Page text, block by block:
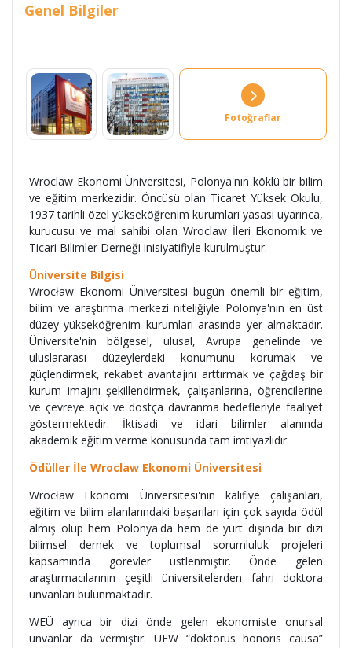
Genel Bilgiler
Fotoğraflar
Wroclaw Ekonomi Üniversitesi, Polonya'nın köklü bir bilim
ve eğitim merkezidir. Öncüsü olan Ticaret Yüksek Okulu,
1937 tarihli özel yükseköğrenim kurumları yasası uyarınca,
kurucusu ve mal sahibi olan Wroclaw İleri Ekonomik ve
Ticari Bilimler Derneği inisiyatifiyle kurulmuştur.
Üniversite Bilgisi
Wrocław Ekonomi Üniversitesi bugün önemli bir eğitim,
bilim ve araştırma merkezi niteliğiyle Polonya'nın en üst
düzey yükseköğrenim kurumları arasında yer almaktadır.
Üniversite'nin bölgesel, ulusal, Avrupa genelinde ve
uluslararası düzeylerdeki konumunu korumak ve
güçlendirmek, rekabet avantajını arttırmak ve çağdaş bir
kurum imajını şekillendirmek, çalışanlarına, öğrencilerine
ve çevreye açık ve dostça davranma hedefleriyle faaliyet
göstermektedir. İktisadi ve idari bilimler alanında
akademik eğitim verme konusunda tam imtiyazlıdır.
Ödüller İle Wroclaw Ekonomi Üniversitesi
Wrocław Ekonomi Üniversitesi'nin kalifiye çalışanları,
eğitim ve bilim alanlarındaki başarıları için çok sayıda ödül
almış olup hem Polonya'da hem de yurt dışında bir dizi
bilimsel dernek ve toplumsal sorumluluk projeleri
kapsamında görevler üstlenmiştir. Önde gelen
araştırmacılarının çeşitli üniversitelerden fahri doktora
unvanları bulunmaktadır.
WEÜ ayrıca bir dizi önde gelen ekonomiste onursal
unvanlar da vermiştir. UEW “doktorus honoris causa”